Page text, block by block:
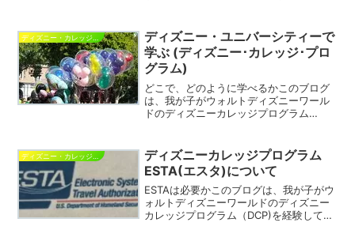
が色々な想いを綴っているブログです。
ディズニーカレッジプログラ...
ディズニー・カレッジ・プログラム
ディズニー・ユニバーシティーで
学ぶ (ディズニー･カレッジ･プロ
グラム)
どこで、どのように学べるかこのブログ
は、我が子がウォルトディズニーワール
ドのディズニーカレッジプログラム
が色々な想いを綴っているブログです。
さて、ディズニー・カレッ...
ディズニー・カレッジ・プログラム
ディズニーカレッジプログラム
ESTA(エスタ)について
ESTAは必要かこのブログは、我が子がウ
ォルトディズニーワールドのディズニー
カレッジプログラム（DCP)を経験してき